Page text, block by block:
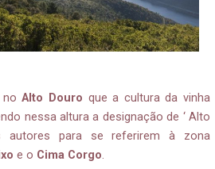
Alto Douro que a cultura da vinha
nessa altura a designação de ‘ Alto
autores para se referirem à zona
e o Cima Corgo.